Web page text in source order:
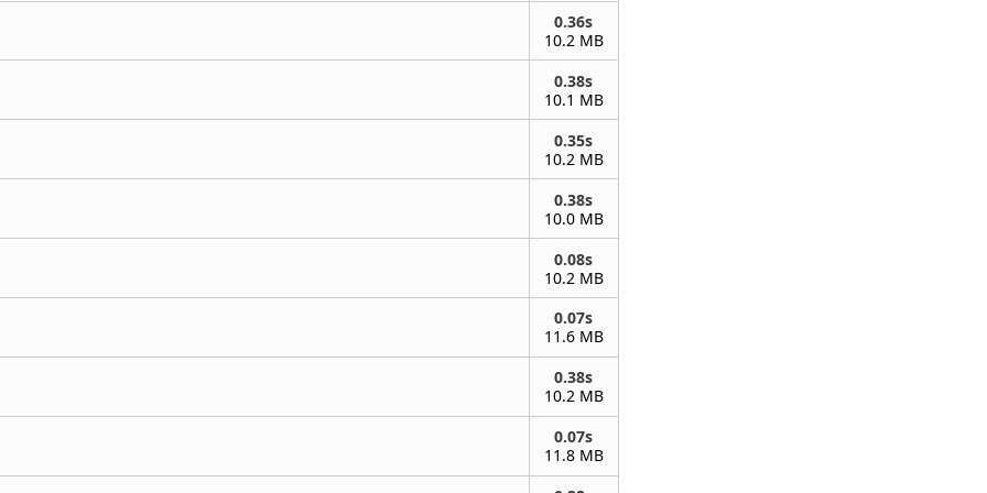
0.36s
10.2 MB
0.38s
10.1 MB
0.35s
10.2 MB
0.38s
10.0 MB
0.08s
10.2 MB
0.07s
11.6 MB
0.38s
10.2 MB
0.07s
11.8 MB